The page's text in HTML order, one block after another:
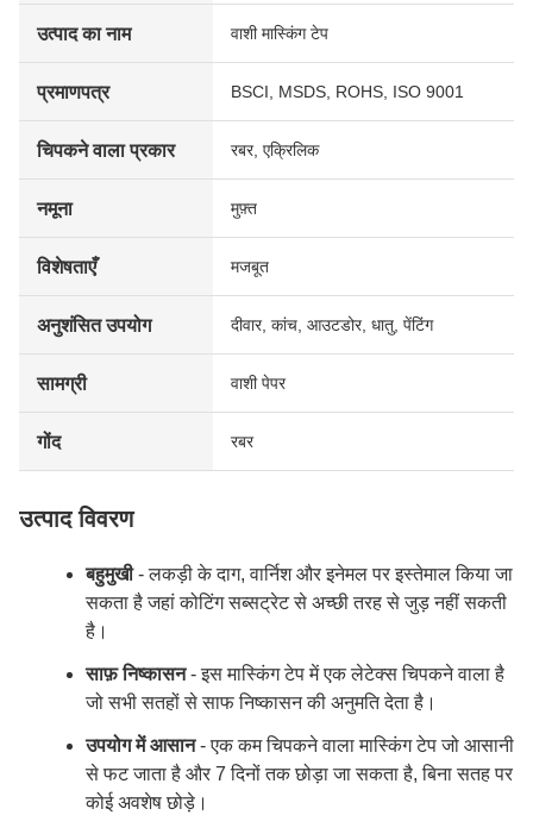
उत्पाद का नाम वाशी मास्किंग टेप
प्रमाणपत्र BSCI, MSDS, ROHS, ISO 9001
चिपकने वाला प्रकार रबर, एक्रिलिक
नमूना मुफ़्त
विशेषताएँ मजबूत
अनुशंसित उपयोग दीवार, कांच, आउटडोर, धातु, पेंटिंग
सामग्री वाशी पेपर
गोंद रबर
उत्पाद विवरण
बहुमुखी- लकड़ी के दाग, वार्निश और इनेमल पर इस्तेमाल किया जा
सकता है जहां कोटिंग सब्सट्रेट से अच्छी तरह से जुड़ नहीं सकती
है।
साफ़ निष्कासन- इस मास्किंग टेप में एक लेटेक्स चिपकने वाला है
जो सभी सतहों से साफ निष्कासन की अनुमति देता है।
उपयोग में आसान- एक कम चिपकने वाला मास्किंग टेप जो आसानी
से फट जाता है और 7 दिनों तक छोड़ा जा सकता है, बिना सतह पर
कोई अवशेष छोड़े।